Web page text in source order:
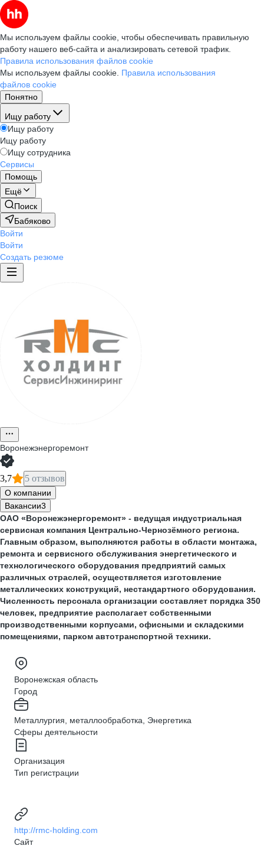
Мы используем файлы cookie, чтобы обеспечивать правильную
работу нашего веб-сайта и анализировать сетевой трафик.
Правила использования файлов cookie
Мы используем файлы cookie. Правила использования
файлов cookie
Понятно
Ищу работу
Ищу работу
Ищу работу
Ищу сотрудника
Сервисы
Помощь
Ещё
Поиск
Бабяково
Войти
Войти
Создать резюме
Воронежэнергоремонт
3,7 5 отзывов
О компании
Вакансии3
ОАО «Воронежэнергоремонт» - ведущая индустриальная
сервисная компания Центрально-Чернозёмного региона.
Главным образом, выполняются работы в области монтажа,
ремонта и сервисного обслуживания энергетического и
технологического оборудования предприятий самых
различных отраслей, осуществляется изготовление
металлических конструкций, нестандартного оборудования.
Численность персонала организации составляет порядка 350
человек, предприятие располагает собственными
производственными корпусами, офисными и складскими
помещениями, парком автотранспортной техники.
Воронежская область
Город
Металлургия, металлообработка, Энергетика
Сферы деятельности
Организация
Тип регистрации
http://rmc-holding.com
Сайт